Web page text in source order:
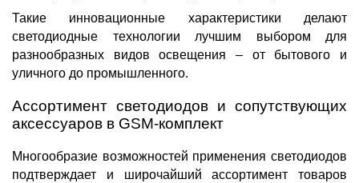
Такие инновационные характеристики делают
светодиодные технологии лучшим выбором для
разнообразных видовосвещения – от бытового и
уличного до промышленного.
Ассортимент светодиодов и сопутствующих
аксессуаров в GSM-комплект
Многообразие возможностей применения светодиодов
подтверждает и широчайшийассортимент товаров